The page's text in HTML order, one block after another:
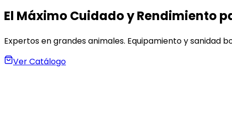
El Máximo Cuidado y Rendimiento
Expertos en grandes animales. Equipamiento y sanidad
Ver Catálogo